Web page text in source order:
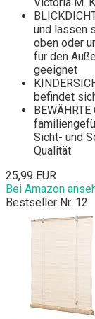
und lassen
oben oder
für den
geeignet
befindet
Sicht- und
Qualität
25,99 EUR
Bei Amazon
Bestseller Nr. 12